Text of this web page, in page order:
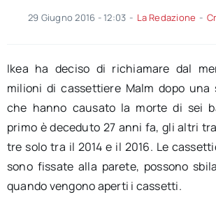
29 Giugno 2016 - 12:03 - La Redazione -
Ikea ha deciso di richiamare dal
milioni di cassettiere Malm dopo
che hanno causato la morte di sei
primo è deceduto 27 anni fa, gli altri
tre solo tra il 2014 e il 2016. Le
sono fissate alla parete, possono
quando vengono aperti i cassetti.